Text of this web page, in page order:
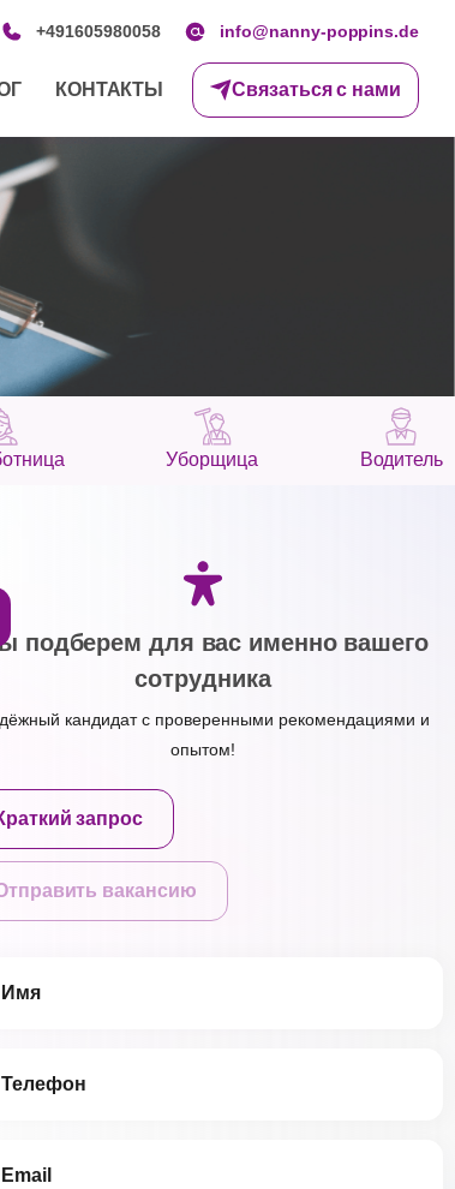
+491605980058 info@nanny-poppins.de
КОНТАКТЫ Связаться с нами
Уборщица Водитель
подберем для вас именно вашего
сотрудника
кандидат с проверенными рекомендациями и
опытом!
запрос
вакансию